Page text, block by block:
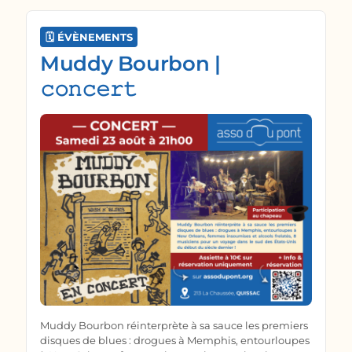
🗓️ ÉVÈNEMENTS
Muddy Bourbon |
𝚌𝚘𝚗𝚌𝚎𝚛𝚝
Muddy Bourbon réinterprète à sa sauce les premiers
disques de blues : drogues à Memphis, entourloupes